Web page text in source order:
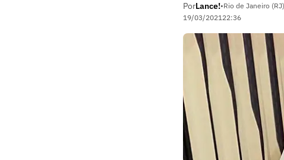
PorLance!•Rio de Janeiro (RJ)
19/03/202122:36